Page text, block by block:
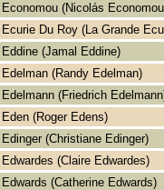
Economou (Nicolás
Ecurie Du Roy (La Grande
Eddine (Jamal Eddine)
Edelman (Randy Edelman)
Edelmann (Friedrich
Eden (Roger Edens)
Edinger (Christiane Edinger)
Edwardes (Claire Edwardes)
Edwards (Catherine Edwards)